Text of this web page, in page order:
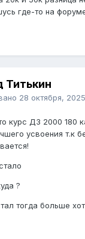
где-то на
Титькин
28 октября, 2025
курс Д3 2000 180
усвоения т.к
?
тогда больше